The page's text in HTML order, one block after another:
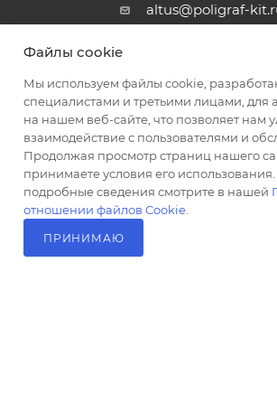
altus@poligraf-
Магазин-склад ТЦ
пос. Янтарный, Малое
Кольцо, 3, ТЦ "Альтус"
Показать на
2026 © Полиграф кит - интернет-
Файлы cookie
Мы используем файлы cookie,
специалистами и третьими лицами, для
на нашем веб-сайте, что позволяет нам
взаимодействие с пользователями и
Продолжая просмотр страниц нашего
принимаете условия его
подробные сведения смотрите в нашей
отношении файлов Cookie
ПРИНИМАЮ